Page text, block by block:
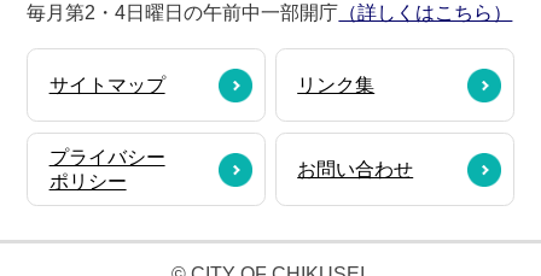
毎月第2・4日曜日の午前中一部開庁 （詳しくはこちら）
サイトマップ リンク集
プライバシー
ポリシー
お問い合わせ